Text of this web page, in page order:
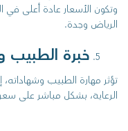
وتكون الأسعار عادة أعلى في
الرياض وجدة.
خبرة الطبيب
تؤثر مهارة الطبيب
الرعاية، بشكل مباشر على